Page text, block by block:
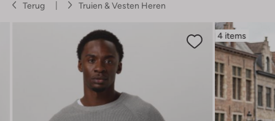
Terug Truien & Vesten Heren
4 items